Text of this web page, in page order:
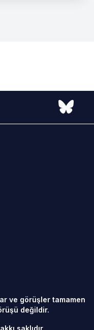
ve görüşler tamamen
değildir.
saklıdır.